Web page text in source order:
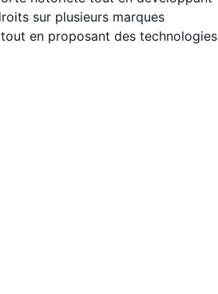
sur plusieurs marques
en proposant des technologies